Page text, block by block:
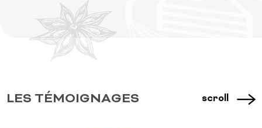
LES TÉMOIGNAGES scroll